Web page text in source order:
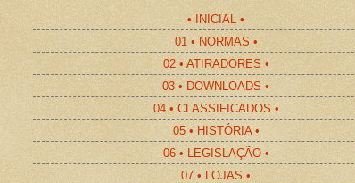
• INICIAL •
01 • NORMAS •
02 • ATIRADORES •
03 • DOWNLOADS •
04 • CLASSIFICADOS •
05 • HISTÓRIA •
06 • LEGISLAÇÃO •
07 • LOJAS •